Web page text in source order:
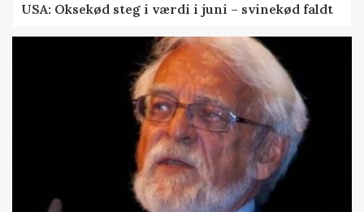
USA: Oksekød steg i værdi i juni – svinekød faldt